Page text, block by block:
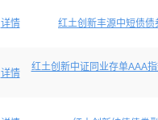
详情 红土创新丰源中短债
详情
红土创新中证同业存单AAA